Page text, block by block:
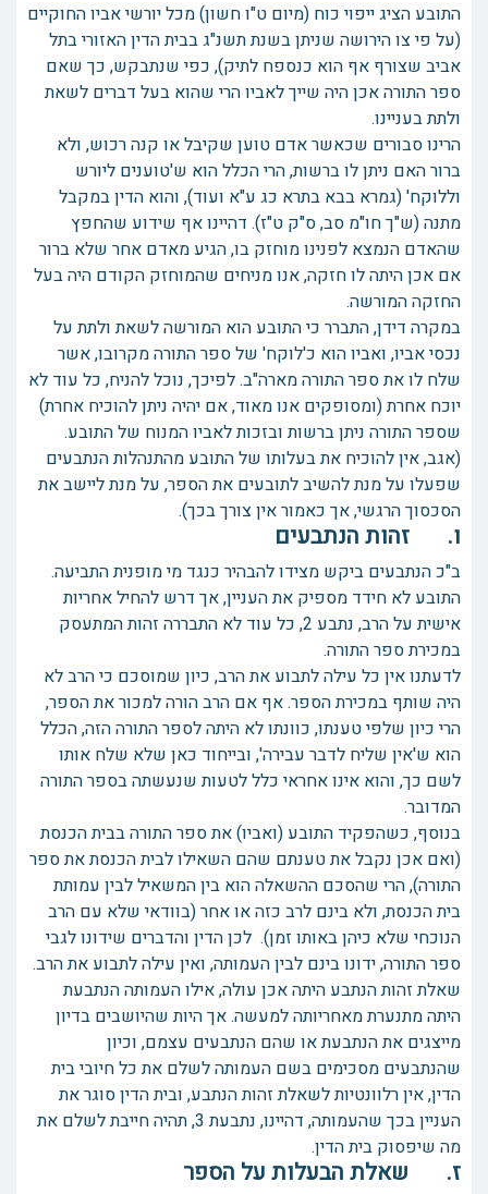
התובע הציג ייפוי כוח (מיום ט"ו חשון) מכל יורשי אביו החוקיים
(על פי צו הירושה שניתן בשנת תשנ"ג בבית הדין האזורי בתל
אביב שצורף אף הוא כנספח לתיק), כפי שנתבקש, כך שאם
ספר התורה אכן היה שייך לאביו הרי שהוא בעל דברים לשאת
ולתת בעניינו.
הרינו סבורים שכאשר אדם טוען שקיבל או קנה רכוש, ולא
ברור האם ניתן לו ברשות, הרי הכלל הוא ש'טוענים ליורש
וללוקח' (גמרא בבא בתרא כג ע"א ועוד), והוא הדין במקבל
מתנה (ש"ך חו"מ סב, ס"ק ט"ז). דהיינו אף שידוע שהחפץ
שהאדם הנמצא לפנינו מוחזק בו, הגיע מאדם אחר שלא ברור
אם אכן היתה לו חזקה, אנו מניחים שהמוחזק הקודם היה בעל
החזקה המורשה.
במקרה דידן, התברר כי התובע הוא המורשה לשאת ולתת על
נכסי אביו, ואביו הוא כ'לוקח' של ספר התורה מקרובו, אשר
שלח לו את ספר התורה מארה"ב. לפיכך, נוכל להניח, כל עוד לא
יוכח אחרת (ומסופקים אנו מאוד, אם יהיה ניתן להוכיח אחרת)
שספר התורה ניתן ברשות ובזכות לאביו המנוח של התובע.
(אגב, אין להוכיח את בעלותו של התובע מהתנהלות הנתבעים
שפעלו על מנת להשיב לתובעים את הספר, על מנת ליישב את
הסכסוך הרגשי, אך כאמור אין צורך בכך).
ו. זהות הנתבעים
ב"כ הנתבעים ביקש מצידו להבהיר כנגד מי מופנית התביעה.
התובע לא חידד מספיק את העניין, אך דרש להחיל אחריות
אישית על הרב, נתבע 2, כל עוד לא התבררה זהות המתעסק
במכירת ספר התורה.
לדעתנו אין כל עילה לתבוע את הרב, כיון שמוסכם כי הרב לא
היה שותף במכירת הספר. אף אם הרב הורה למכור את הספר,
הרי כיון שלפי טענתו, כוונתו לא היתה לספר התורה הזה, הכלל
הוא ש'אין שליח לדבר עבירה', ובייחוד כאן שלא שלח אותו
לשם כך, והוא אינו אחראי כלל לטעות שנעשתה בספר התורה
המדובר.
בנוסף, כשהפקיד התובע (ואביו) את ספר התורה בבית הכנסת
(ואם אכן נקבל את טענתם שהם השאילו לבית הכנסת את ספר
התורה), הרי שהסכם ההשאלה הוא בין המשאיל לבין עמותת
בית הכנסת, ולא בינם לרב כזה או אחר (בוודאי שלא עם הרב
הנוכחי שלא כיהן באותו זמן). לכן הדין והדברים שידונו לגבי
ספר התורה, ידונו בינם לבין העמותה, ואין עילה לתבוע את הרב.
שאלת זהות הנתבע היתה אכן עולה, אילו העמותה הנתבעת
היתה מתנערת מאחריותה למעשה. אך היות שהיושבים בדיון
מייצגים את הנתבעת או שהם הנתבעים עצמם, וכיון
שהנתבעים מסכימים בשם העמותה לשלם את כל חיובי בית
הדין, אין רלוונטיות לשאלת זהות הנתבע, ובית הדין סוגר את
העניין בכך שהעמותה, דהיינו, נתבעת 3, תהיה חייבת לשלם את
מה שיפסוק בית הדין.
ז. שאלת הבעלות על הספר